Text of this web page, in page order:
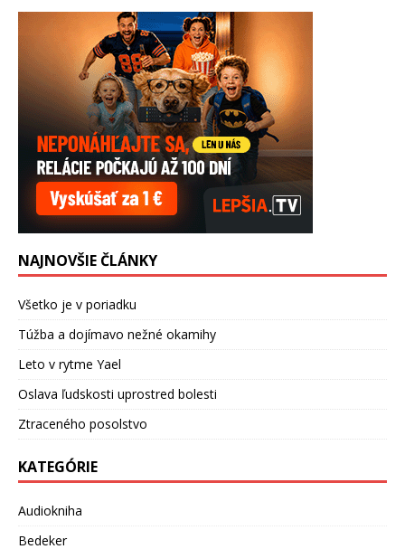
NAJNOVŠIE ČLÁNKY
Všetko je v poriadku
Túžba a dojímavo nežné okamihy
Leto v rytme Yael
Oslava ľudskosti uprostred bolesti
Ztraceného posolstvo
KATEGÓRIE
Audiokniha
Bedeker